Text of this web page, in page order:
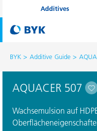
Additives
BYK Additive Guide
AQUACER 507
Wachsemulsion auf